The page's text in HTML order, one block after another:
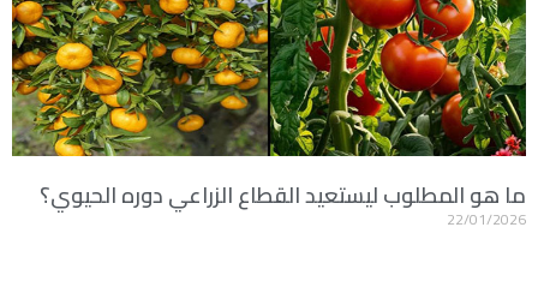
ما هو المطلوب ليستعيد القطاع الزراعي دوره الحيوي؟
22/01/2026